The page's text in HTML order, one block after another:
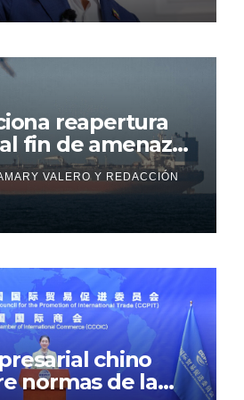
reapertura
fin de amenazas
Unidos
VALERO Y REDACCIÓN
chino
normas de la